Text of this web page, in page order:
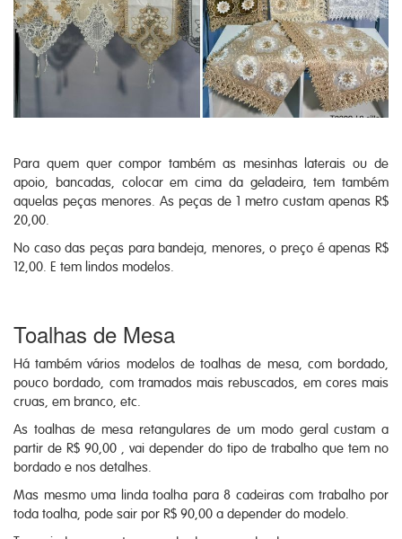
Para quem quer compor também as mesinhas laterais ou de
apoio, bancadas, colocar em cima da geladeira, tem também
aquelas peças menores. As peças de 1 metro custam apenas R$
20,00.
No caso das peças para bandeja, menores, o preço é apenas R$
12,00. E tem lindos modelos.
Toalhas de Mesa
Há também vários modelos de toalhas de mesa, com bordado,
pouco bordado, com tramados mais rebuscados, em cores mais
cruas, em branco, etc.
As toalhas de mesa retangulares de um modo geral custam a
partir de R$ 90,00 , vai depender do tipo de trabalho que tem no
bordado e nos detalhes.
Mas mesmo uma linda toalha para 8 cadeiras com trabalho por
toda toalha, pode sair por R$ 90,00 a depender do modelo.